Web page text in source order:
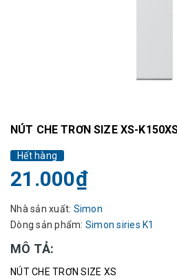
NÚT CHE TRƠN SIZE XS-
Hết hàng
21.000₫
Nhà sản xuất: Simon
Dòng sản phẩm: Simon siries K1
MÔ TẢ:
NÚT CHE TRƠN SIZE XS